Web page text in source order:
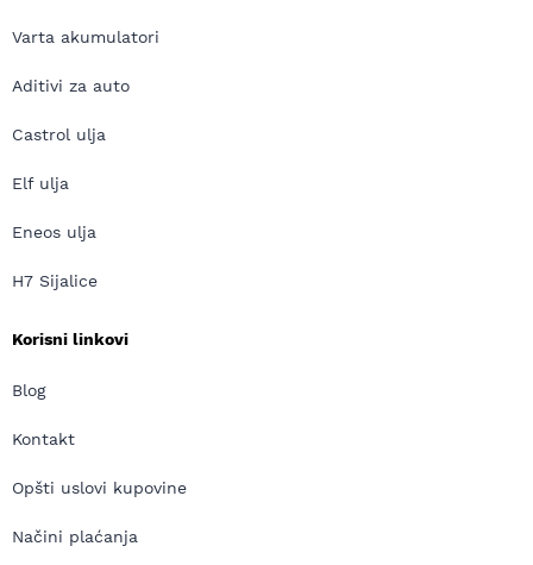
Varta akumulatori
Aditivi za auto
Castrol ulja
Elf ulja
Eneos ulja
H7 Sijalice
Korisni linkovi
Blog
Kontakt
Opšti uslovi kupovine
Načini plaćanja